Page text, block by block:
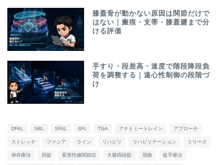
膝蓋骨が動かない原因は関節だけで
はない｜瘢痕・支帯・膝蓋腱まで分
ける評価
手すり・段差高・速度で階段降段負
荷を調整する｜遠心性制御の段階づ
け
DFAL SBL SFAL SFL TGA アナトミートレイン アプローチ
ストレッチ ファシア ライン リハビリ リハビリテーション リリース
保存療法 回旋 変形性膝関節症 大腿四頭筋 屈曲 徒手療法